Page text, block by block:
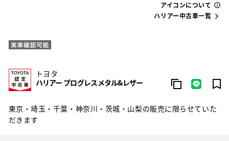
アイコンについて
ハリアー中古車一覧
トヨタ
ハリアー プログレスメタル&レザー
東京・埼玉・千葉・神奈川・茨城・山梨の販売に限らせていた
だきます